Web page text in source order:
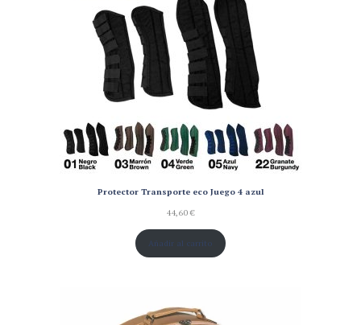
Protector Transporte eco Juego 4 azul
44,60€
Añadir al carrito